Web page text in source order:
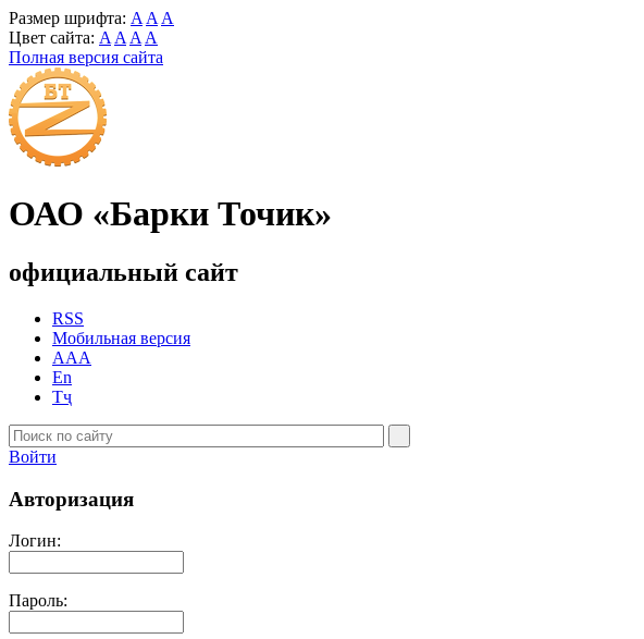
Размер шрифта: A A A
Цвет сайта: A A A A
Полная версия сайта
ОАО «Барки Точик»
официальный сайт
RSS
Мобильная версия
AAA
En
Тҷ
Войти
Авторизация
Логин:
Пароль: